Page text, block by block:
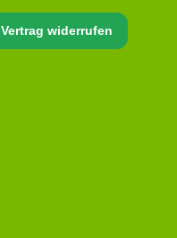
Vertrag widerrufen